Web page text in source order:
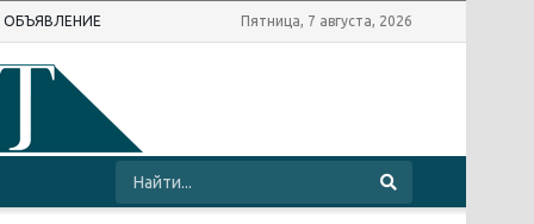
ОБЪЯВЛЕНИЕ Пятница, 7 августа, 2026